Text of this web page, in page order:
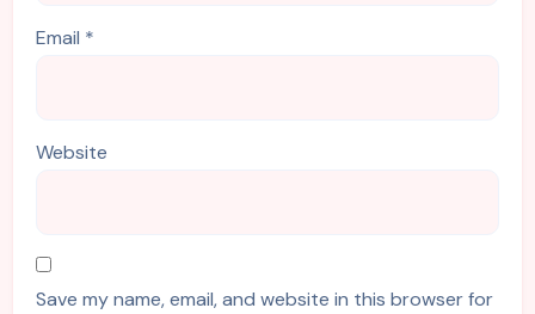
Email *
Website
Save my name, email, and website in this browser for